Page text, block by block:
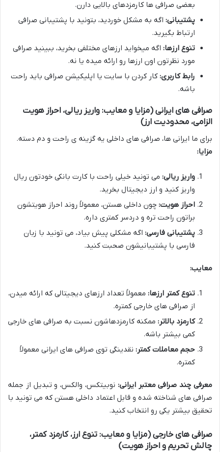
بعضی صرافی ها کارمزدهای بالایی دارن.
پشتیبانی: اگه به مشکل خوردید، بتونید با پشتیبانی صرافی
ارتباط بگیرید.
تنوع ارزها: اگه میخواید ارزهای مختلفی بخرید، ببینید صرافی
مورد نظرتون اون ارزها رو ارائه میده یا نه.
رابط کاربری: کار کردن با سایت یا اپلیکیشن صرافی باید راحت
باشه.
صرافی های ایرانی (مزایا و معایب: واریز ریالی، احراز هویت
الزامی، محدودیت ارز)
برای ما ایرانی ها، صرافی های داخلی یه گزینه ی راحت و دم دسته.
مزایا:
واریز ریالی: می تونید خیلی راحت با کارت بانکی خودتون ریال
واریز کنید و ارز دیجیتال بخرید.
احراز هویت: چون داخلی هستن، معمولاً روند احراز هویتشون
براتون راحت تره و دردسر کمتری داره.
پشتیبانی فارسی: اگه مشکلی پیش بیاد، می تونید با زبان
فارسی با پشتیبانیشون صحبت کنید.
معایب:
تنوع کمتر ارزها: معمولاً تعداد ارزهای دیجیتالی که ارائه میدن،
از صرافی های خارجی کمتره.
کارمزد بالاتر: ممکنه کارمزدهاشون نسبت به صرافی های خارجی
کمی بیشتر باشه.
حجم معاملات کمتر: نقدینگی توی صرافی های ایرانی معمولاً
کمتره.
معرفی چند صرافی معتبر ایرانی: نوبیتکس، والکس، و تبدیل از جمله
صرافی های شناخته شده و قابل اعتماد داخلی هستن که می تونید با
تحقیق بیشتر یکی رو انتخاب کنید.
صرافی های خارجی (مزایا و معایب: تنوع ارز، کارمزد کمتر،
چالش تحریم و احراز هویت)